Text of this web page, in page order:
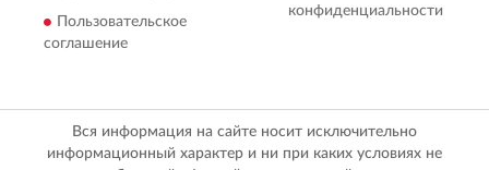
Пользовательское
соглашение
конфиденциальности
Вся информация на сайте носит исключительно
информационный характер и ни при каких условиях не